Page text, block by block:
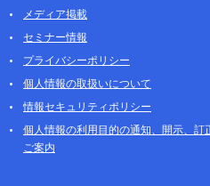
メディア掲載
セミナー情報
プライバシーポリシー
個人情報の取扱いについて
情報セキュリティポリシー
個人情報の利用目的の通知、開示、
ご案内